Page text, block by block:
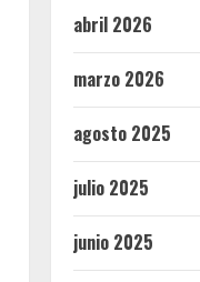
abril 2026
marzo 2026
agosto 2025
julio 2025
junio 2025